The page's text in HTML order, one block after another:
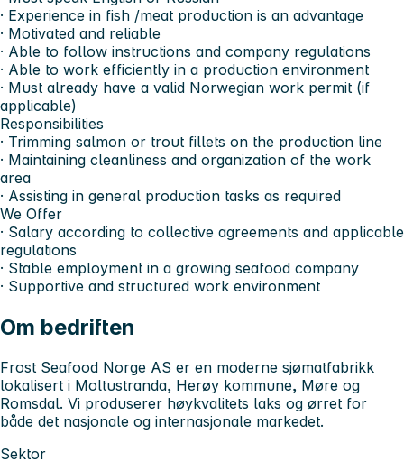
· Experience in fish /meat production is an advantage
· Motivated and reliable
· Able to follow instructions and company regulations
· Able to work efficiently in a production environment
· Must already have a valid Norwegian work permit (if
applicable)
Responsibilities
· Trimming salmon or trout fillets on the production line
· Maintaining cleanliness and organization of the work
area
· Assisting in general production tasks as required
We Offer
· Salary according to collective agreements and applicable
regulations
· Stable employment in a growing seafood company
· Supportive and structured work environment
Om bedriften
Frost Seafood Norge AS er en moderne sjømatfabrikk
lokalisert i Moltustranda, Herøy kommune, Møre og
Romsdal. Vi produserer høykvalitets laks og ørret for
både det nasjonale og internasjonale markedet.
Sektor